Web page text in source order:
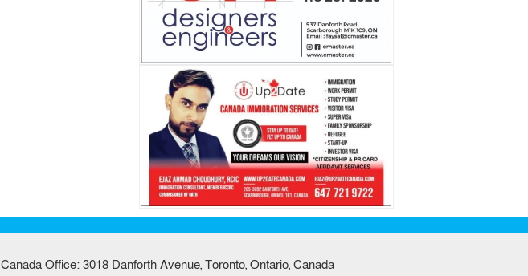
Canada Office: 3018 Danforth Avenue, Toronto, Ontario, Canada